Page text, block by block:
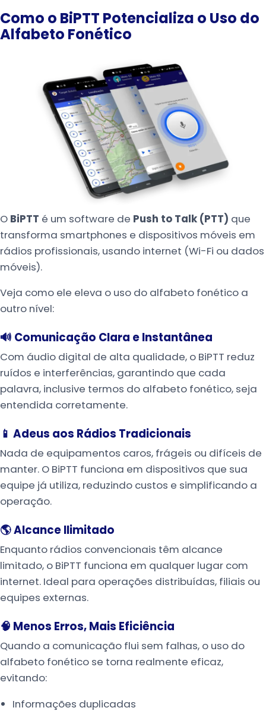
Como o BiPTT Potencializa o Uso do
Alfabeto Fonético
O BiPTT é um software de Push to Talk (PTT) que
transforma smartphones e dispositivos móveis em
rádios profissionais, usando internet (Wi-Fi ou dados
móveis).
Veja como ele eleva o uso do alfabeto fonético a
outro nível:
🔊 Comunicação Clara e Instantânea
Com áudio digital de alta qualidade, o BiPTT reduz
ruídos e interferências, garantindo que cada
palavra, inclusive termos do alfabeto fonético, seja
entendida corretamente.
📱 Adeus aos Rádios Tradicionais
Nada de equipamentos caros, frágeis ou difíceis de
manter. O BiPTT funciona em dispositivos que sua
equipe já utiliza, reduzindo custos e simplificando a
operação.
🌎 Alcance Ilimitado
Enquanto rádios convencionais têm alcance
limitado, o BiPTT funciona em qualquer lugar com
internet. Ideal para operações distribuídas, filiais ou
equipes externas.
🧠 Menos Erros, Mais Eficiência
Quando a comunicação flui sem falhas, o uso do
alfabeto fonético se torna realmente eficaz,
evitando:
Informações duplicadas